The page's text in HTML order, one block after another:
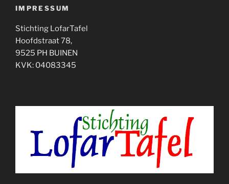
IMPRESSUM
Stichting LofarTafel
Hoofdstraat 78,
9525 PH BUINEN
KVK: 04083345